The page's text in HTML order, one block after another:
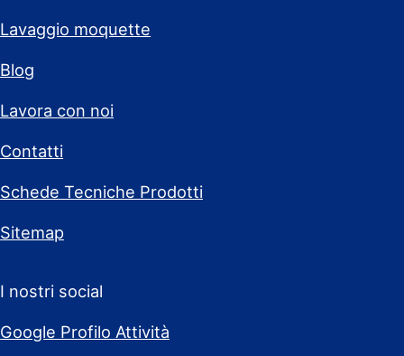
Lavaggio moquette
Blog
Lavora con noi
Contatti
Schede Tecniche Prodotti
Sitemap
I nostri social
Google Profilo Attività